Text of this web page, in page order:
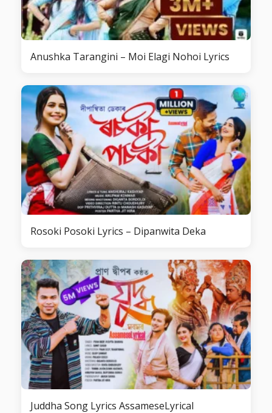
Anushka Tarangini – Moi Elagi Nohoi Lyrics
Rosoki Posoki Lyrics – Dipanwita Deka
Juddha Song Lyrics AssameseLyrical